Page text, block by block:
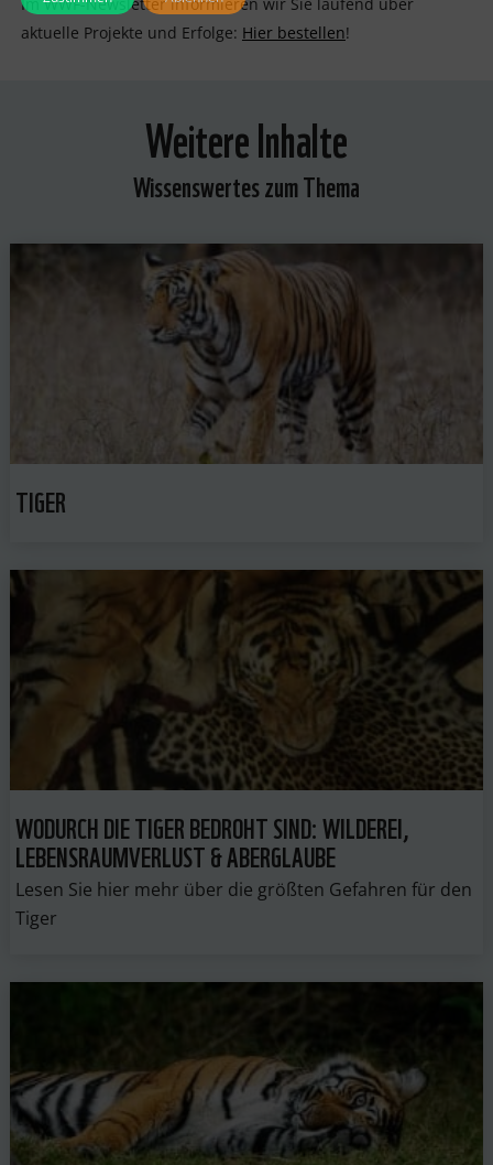
aktuelle Projekte und Erfolge: Hier bestellen!
Weitere Inhalte
Wissenswertes zum Thema
TIGER
WODURCH DIE TIGER BEDROHT SIND: WILDEREI,
LEBENSRAUMVERLUST & ABERGLAUBE
Lesen Sie hier mehr über die größten Gefahren für den
Tiger